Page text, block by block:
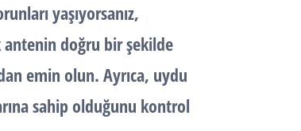
yaşıyorsanız,
doğru bir şekilde
emin olun. Ayrıca, uydu
sahip olduğunu kontrol